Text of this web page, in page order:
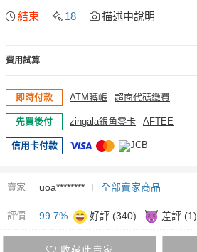
結束 18 描述中說明
費用試算
即時付款 ATM轉帳 超商代碼繳費
先買後付 zingala銀角零卡 AFTEE
信用卡付款
賣家 uoa******** 全部賣家商品
評價 99.7% 好評 (340) 差評 (1)